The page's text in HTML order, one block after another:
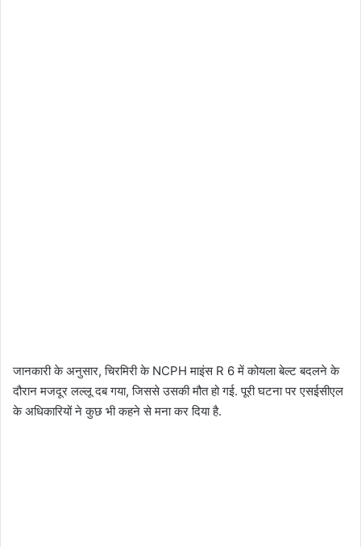
जानकारी के अनुसार, चिरमिरी के NCPH माइंस R 6 में कोयला बेल्ट बदलने के
दौरान मजदूर लल्लू दब गया, जिससे उसकी मौत हो गई. पूरी घटना पर एसईसीएल
के अधिकारियों ने कुछ भी कहने से मना कर दिया है.